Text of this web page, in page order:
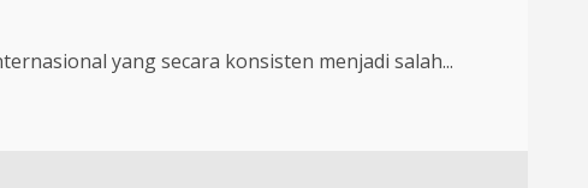
yang secara konsisten menjadi salah...